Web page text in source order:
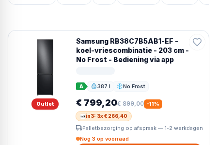
Outlet
Samsung RB38C7B5AB1-EF -
koel-vriescombinatie - 203 cm -
No Frost - Bediening via app
A 387 l
Inhoud No Frost
Ontdooien
€ 799,20€ 899,00 -11%
in3: 3x € 266,40
Palletbezorging op afspraak — 1-2 werkdagen
Nog 3 op voorraad